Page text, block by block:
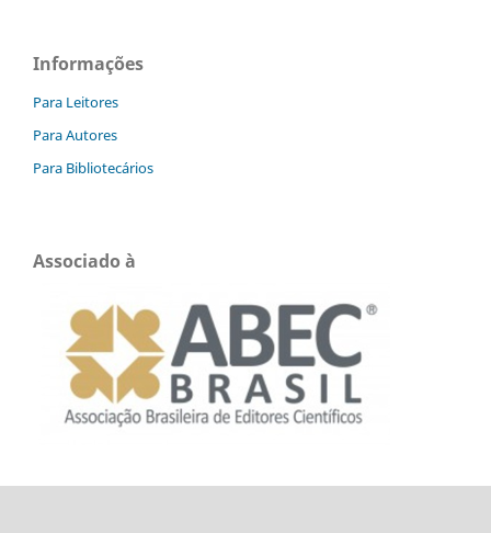
Informações
Para Leitores
Para Autores
Para Bibliotecários
Associado à